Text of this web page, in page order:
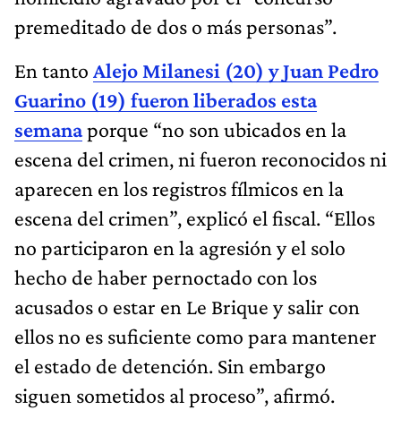
premeditado de dos o más personas”.
En tanto Alejo Milanesi (20) y Juan Pedro
Guarino (19) fueron liberados esta
semanaporque “no son ubicados en la
escena del crimen, ni fueron reconocidos ni
aparecen en los registros fílmicos en la
escena del crimen”, explicó el fiscal. “Ellos
no participaron en la agresión y el solo
hecho de haber pernoctado con los
acusados o estar en Le Brique y salir con
ellos no es suficiente como para mantener
el estado de detención. Sin embargo
siguen sometidos al proceso”, afirmó.